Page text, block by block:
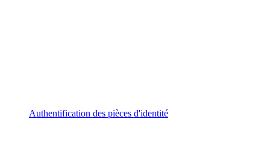
Authentification des pièces d'identité